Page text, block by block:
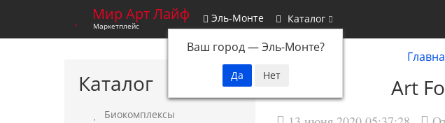
Мир Арт Лайф
Маркетплейс
Эль-Монте
Ваш город —Эль-Монте?
Каталог
Каталог
Биокомплексы
Art